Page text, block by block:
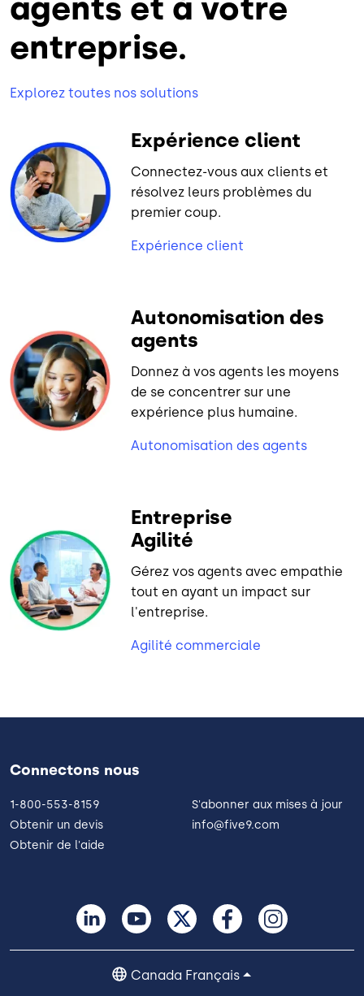
agents et à votre
entreprise.
Explorez toutes nos solutions
Expérience client
Connectez-vous aux clients et
résolvez leurs problèmes du
premier coup.
Expérience client
Autonomisation des
agents
Donnez à vos agents les moyens
de se concentrer sur une
expérience plus humaine.
Autonomisation des agents
Entreprise
Agilité
Gérez vos agents avec empathie
tout en ayant un impact sur
l'entreprise.
Agilité commerciale
Connectons nous
1-800-553-8159
Obtenir un devis
Obtenir de l'aide
S'abonner aux mises à jour
info@five9.com
Canada Français